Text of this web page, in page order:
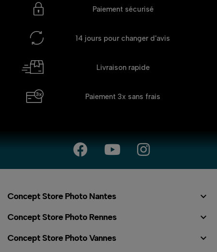
Paiement sécurisé
14 jours pour changer d'avis
Livraison rapide
Paiement 3x sans frais
Concept Store Photo Nantes 
Concept Store Photo Rennes 
Concept Store Photo Vannes 